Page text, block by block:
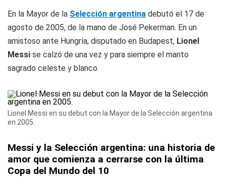
En la Mayor de la Selección argentina debutó el 17 de
agosto de 2005, de la mano de José Pekerman. En un
amistoso ante Hungría, disputado en Budapest, Lionel
Messi se calzó de una vez y para siempre el manto
sagrado celeste y blanco.
Lionel Messi en su debut con la Mayor de la Selección argentina
en 2005.
Messi y la Selección argentina: una historia de
amor que comienza a cerrarse con la última
Copa del Mundo del 10